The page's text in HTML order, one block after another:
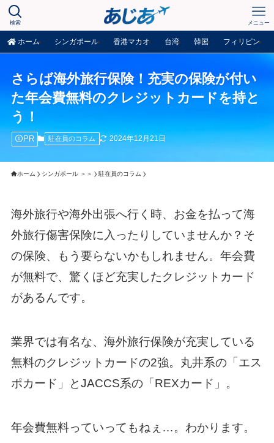
検索 メニュー
ホーム シンガポール 香港マカオ 台湾 韓国 フィリピン
さらば海外旅行保険！充実の保険が付い
た年会費無料のクレジットカードを持と
う！
PR 駐在員のコラム 2024年12月21日
ホーム シンガポール ＞＞ 駐在員のコラム
海外旅行や海外出張へ行く時、お金を払って海
外旅行傷害保険に入ったりしていませんか？そ
の保険、もう要らないかもしれません。年会費
が無料で、驚くほど充実したクレジットカード
があるんです。
業界では有名な、海外旅行保険が充実している
無料のクレジットカードの2強。丸井系の「エス
ポカード」とJACCS系の「REXカード」。
年会費無料っていってもねぇ…。わかります。